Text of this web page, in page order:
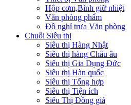
Hộp cơm,Bình giữ nhiệt
Văn phòng phẩm
Đồ nghỉ trưa Văn phòng
Chuỗi Siêu thị
Siêu thị Hàng Nhật
Siêu thị hàng Châu âu
Siêu thị Gia Dụng Đức
Siêu thị Hàn quốc
Siêu thị Tổng hợp
Siêu thị Tiện ích
Siêu Thị Đồng giá